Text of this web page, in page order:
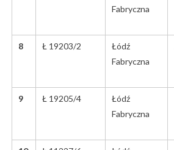
Fabryczna
8 Ł 19203/2
Łódź
Fabryczna
9 Ł 19205/4
Łódź
Fabryczna